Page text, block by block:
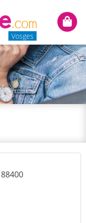
Vosges
Mon
88400